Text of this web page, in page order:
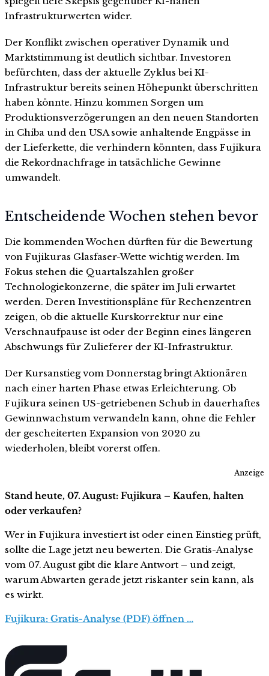
Infrastrukturwerten wider.
Der Konflikt zwischen operativer Dynamik und
Marktstimmung ist deutlich sichtbar. Investoren
befürchten, dass der aktuelle Zyklus bei KI-
Infrastruktur bereits seinen Höhepunkt überschritten
haben könnte. Hinzu kommen Sorgen um
Produktionsverzögerungen an den neuen Standorten
in Chiba und den USA sowie anhaltende Engpässe in
der Lieferkette, die verhindern könnten, dass Fujikura
die Rekordnachfrage in tatsächliche Gewinne
umwandelt.
Entscheidende Wochen stehen bevor
Die kommenden Wochen dürften für die Bewertung
von Fujikuras Glasfaser-Wette wichtig werden. Im
Fokus stehen die Quartalszahlen großer
Technologiekonzerne, die später im Juli erwartet
werden. Deren Investitionspläne für Rechenzentren
zeigen, ob die aktuelle Kurskorrektur nur eine
Verschnaufpause ist oder der Beginn eines längeren
Abschwungs für Zulieferer der KI-Infrastruktur.
Der Kursanstieg vom Donnerstag bringt Aktionären
nach einer harten Phase etwas Erleichterung. Ob
Fujikura seinen US-getriebenen Schub in dauerhaftes
Gewinnwachstum verwandeln kann, ohne die Fehler
der gescheiterten Expansion von 2020 zu
wiederholen, bleibt vorerst offen.
Anzeige
Stand heute, 07. August: Fujikura – Kaufen, halten
oder verkaufen?
Wer in Fujikura investiert ist oder einen Einstieg prüft,
sollte die Lage jetzt neu bewerten. Die Gratis-Analyse
vom 07. August gibt die klare Antwort – und zeigt,
warum Abwarten gerade jetzt riskanter sein kann, als
es wirkt.
Fujikura: Gratis-Analyse (PDF) öffnen …